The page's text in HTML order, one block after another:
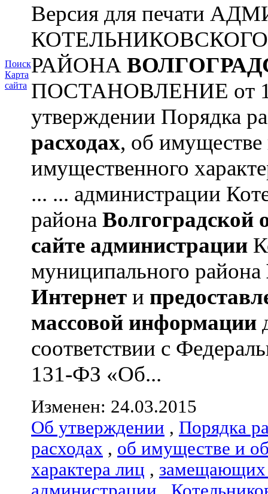
Поиск
Карта
сайта
Версия для печати
РАЙОНА
ПОСТАНОВЛЕНИЕ от
утверждении Порядка
расходах, об имуществе
имущественного
... ... администрации
района Волгоградской
сайте администрации
муниципального района
Интернет и
массовой информации
соответствии с
131-ФЗ «Об...
Изменен: 24.03.2015
Об утверждении , Порядка
расходах , об имуществе и
характера лиц , замещающих